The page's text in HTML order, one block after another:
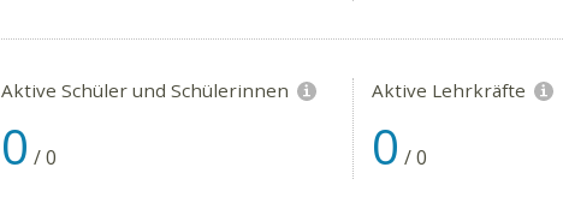
Aktive Schüler und Schülerinnen
0 /0
Aktive Lehrkräfte
0 /0